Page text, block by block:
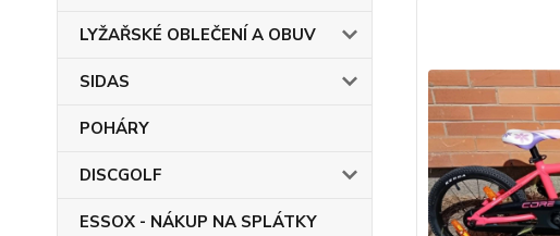
LYŽAŘSKÉ OBLEČENÍ A OBUV
SIDAS
POHÁRY
DISCGOLF
ESSOX - NÁKUP NA SPLÁTKY